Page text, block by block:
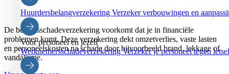
Huurdersbelangverzekering Verzeker verbouwingen en
Voor personeel en jezelf
WerknemersschadeverzekeringVerzeker je personeel tegen
De bedrijfsschadeverzekering voorkomt dat je in financiële
problemen komt. Deze verzekering dekt omzetverlies, vaste lasten
en personeelskosten na schade door bijvoorbeeld brand, lekkage of
vandalisme.